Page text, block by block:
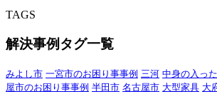
TAGS
解決事例タグ一覧
みよし市 一宮市のお困り事事例 三河 中身の入っ
屋市のお困り事事例 半田市 名古屋市 大型家具 大